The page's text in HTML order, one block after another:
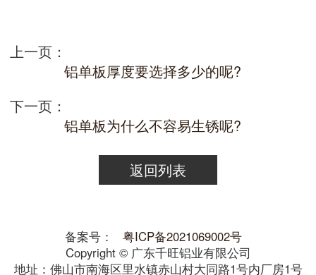
上一页：
铝单板厚度要选择多少的呢?
下一页：
铝单板为什么不容易生锈呢?
返回列表
备案号：
粤ICP备2021069002号
Copyright © 广东千旺铝业有限公司
地址：佛山市南海区里水镇赤山村大同路1号内厂房1号